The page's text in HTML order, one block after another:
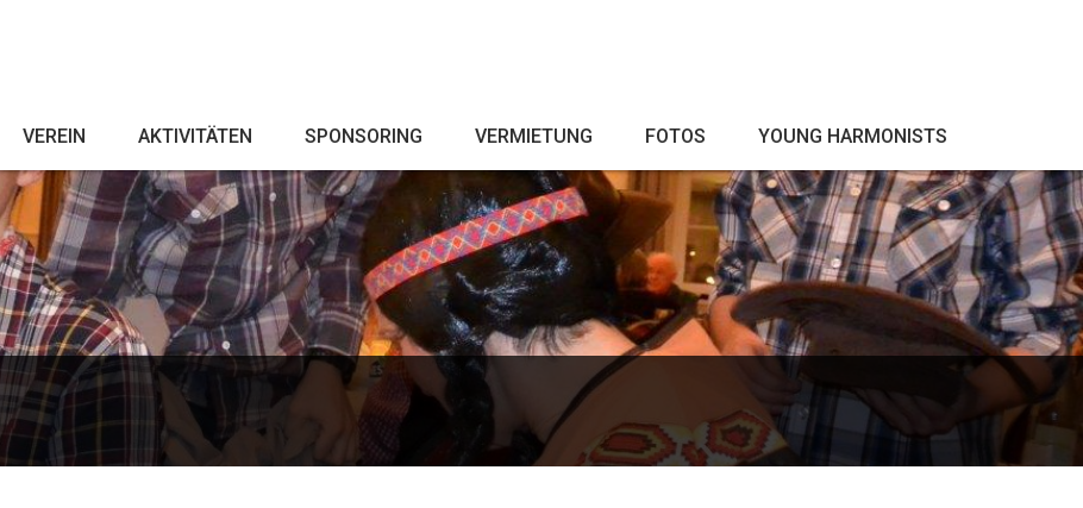
VEREIN AKTIVITÄTEN SPONSORING VERMIETUNG FOTOS YOUNG HARMONISTS